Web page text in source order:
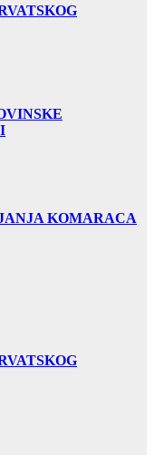
KOMARACA